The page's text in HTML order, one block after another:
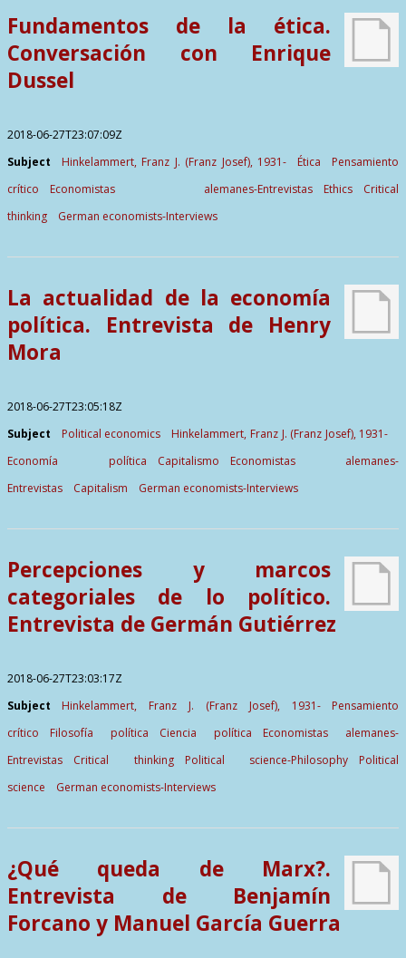
Fundamentos de la ética.
Conversación con Enrique
Dussel
2018-06-27T23:07:09Z
Subject
Hinkelammert, Franz J. (Franz Josef), 1931- Ética
Pensamiento
crítico
Economistas alemanes-Entrevistas Ethics
Critical
thinking
German economists-Interviews
La actualidad de la economía
política. Entrevista de Henry
Mora
2018-06-27T23:05:18Z
Subject
Political economics
Hinkelammert, Franz J. (Franz Josef), 1931-
Economía política
Capitalismo
Economistas alemanes-
Entrevistas
Capitalism German economists-Interviews
Percepciones y marcos
categoriales de lo político.
Entrevista de Germán Gutiérrez
2018-06-27T23:03:17Z
Subject
Hinkelammert, Franz J. (Franz Josef), 1931-
Pensamiento
crítico
Filosofía política Ciencia política
Economistas alemanes-
Entrevistas
Critical thinking Political science-Philosophy
Political
science
German economists-Interviews
¿Qué queda de Marx?.
Entrevista de Benjamín
Forcano y Manuel García Guerra